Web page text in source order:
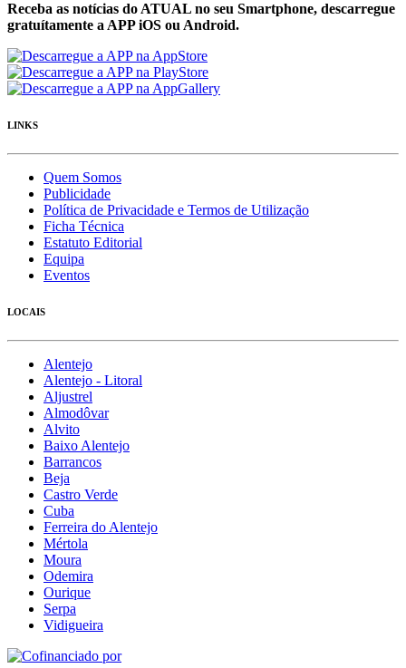
Receba as notícias do ATUAL no seu Smartphone, descarregue
gratuítamente a APP iOS ou Android.
LINKS
Quem Somos
Publicidade
Política de Privacidade e Termos de Utilização
Ficha Técnica
Estatuto Editorial
Equipa
Eventos
LOCAIS
Alentejo
Alentejo - Litoral
Aljustrel
Almodôvar
Alvito
Baixo Alentejo
Barrancos
Beja
Castro Verde
Cuba
Ferreira do Alentejo
Mértola
Moura
Odemira
Ourique
Serpa
Vidigueira